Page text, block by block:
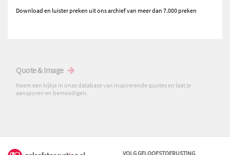
Download en luister preken uit ons archief van meer dan 7.000 preken
Quote & Image
Neem een kijkje in onze database van inspirerende quotes en laat je
aansporen en bemoedigen.
VOLG GELOOFSTOERUSTING